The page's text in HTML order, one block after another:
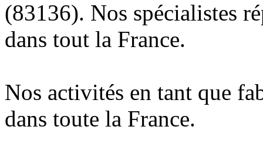
(83136). Nos spécialistes
dans tout la France.
Nos activités en tant que
dans toute la France.